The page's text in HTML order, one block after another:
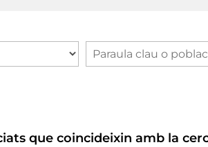
que coincideixin amb la